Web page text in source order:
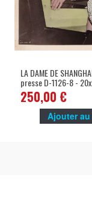
LA DAME DE
presse D-1126-8 -
Rita Hayworth, Orson
250,00 €
Ajouter